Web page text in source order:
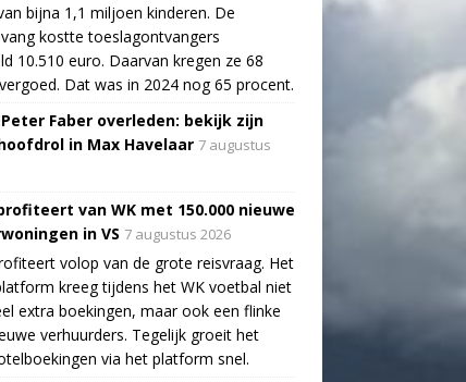
bijna 1,1 miljoen kinderen. De
kostte toeslagontvangers
10.510 euro. Daarvan kregen ze 68
Dat was in 2024 nog 65 procent.
Faber overleden: bekijk zijn
in Max Havelaar 7 augustus
van WK met 150.000 nieuwe
in VS 7 augustus 2026
volop van de grote reisvraag. Het
kreeg tijdens het WK voetbal niet
extra boekingen, maar ook een flinke
verhuurders. Tegelijk groeit het
via het platform snel.